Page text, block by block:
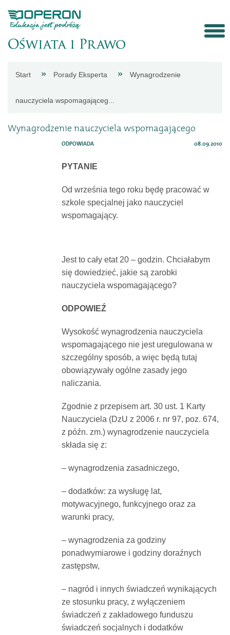
Aktualności
Start Porady Eksperta Wynagrodzenie
nauczyciela wspomagająceg...
Wynagrodzenie nauczyciela wspomagającego
ODPOWIADA 08.09.2010
PYTANIE
Od września tego roku będę pracować w
szkole specjalnej jako nauczyciel
wspomagający.
Jest to cały etat 20 – godzin. Chciałabym
się dowiedzieć, jakie są zarobki
nauczyciela wspomagającego?
ODPOWIEŹ
Wysokość wynagrodzenia nauczyciela
wspomagającego nie jest uregulowana w
szczególny sposób, a więc będą tutaj
obowiązywały ogólne zasady jego
naliczania.
Zgodnie z przepisem art. 30 ust. 1 Karty
Nauczyciela (DzU z 2006 r. nr 97, poz. 674,
z późn. zm.) wynagrodzenie nauczyciela
składa się z:
– wynagrodzenia zasadniczego,
– dodatków: za wysługę lat,
motywacyjnego, funkcyjnego oraz za
warunki pracy,
– wynagrodzenia za godziny
ponadwymiarowe i godziny doraźnych
zastępstw,
– nagród i innych świadczeń wynikających
ze stosunku pracy, z wyłączeniem
świadczeń z zakładowego funduszu
świadczeń socjalnych i dodatków